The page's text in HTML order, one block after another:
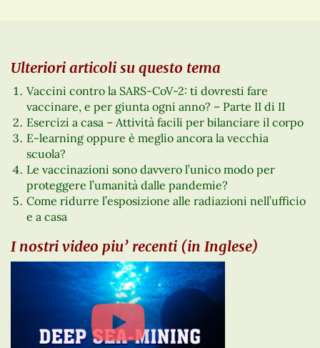
Ulteriori articoli su questo tema
Vaccini contro la SARS-CoV-2: ti dovresti fare
vaccinare, e per giunta ogni anno? – Parte II di II
Esercizi a casa – Attività facili per bilanciare il corpo
E-learning oppure è meglio ancora la vecchia
scuola?
Le vaccinazioni sono davvero l’unico modo per
proteggere l’umanità dalle pandemie?
Come ridurre l’esposizione alle radiazioni nell’ufficio
e a casa
I nostri video piu’ recenti (in Inglese)